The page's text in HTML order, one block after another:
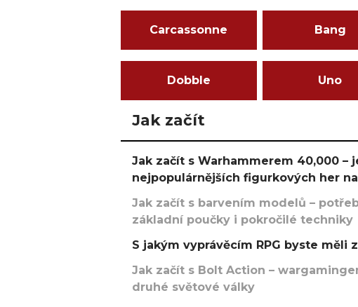
Carcassonne Bang
Dobble Uno
Jak začít
Jak začít s Warhammerem 40,000 –
nejpopulárnějších figurkových her
Jak začít s barvením modelů –
základní poučky i pokročilé techniky
S jakým vyprávěcím RPG byste měli
Jak začít s Bolt Action –
druhé světové války